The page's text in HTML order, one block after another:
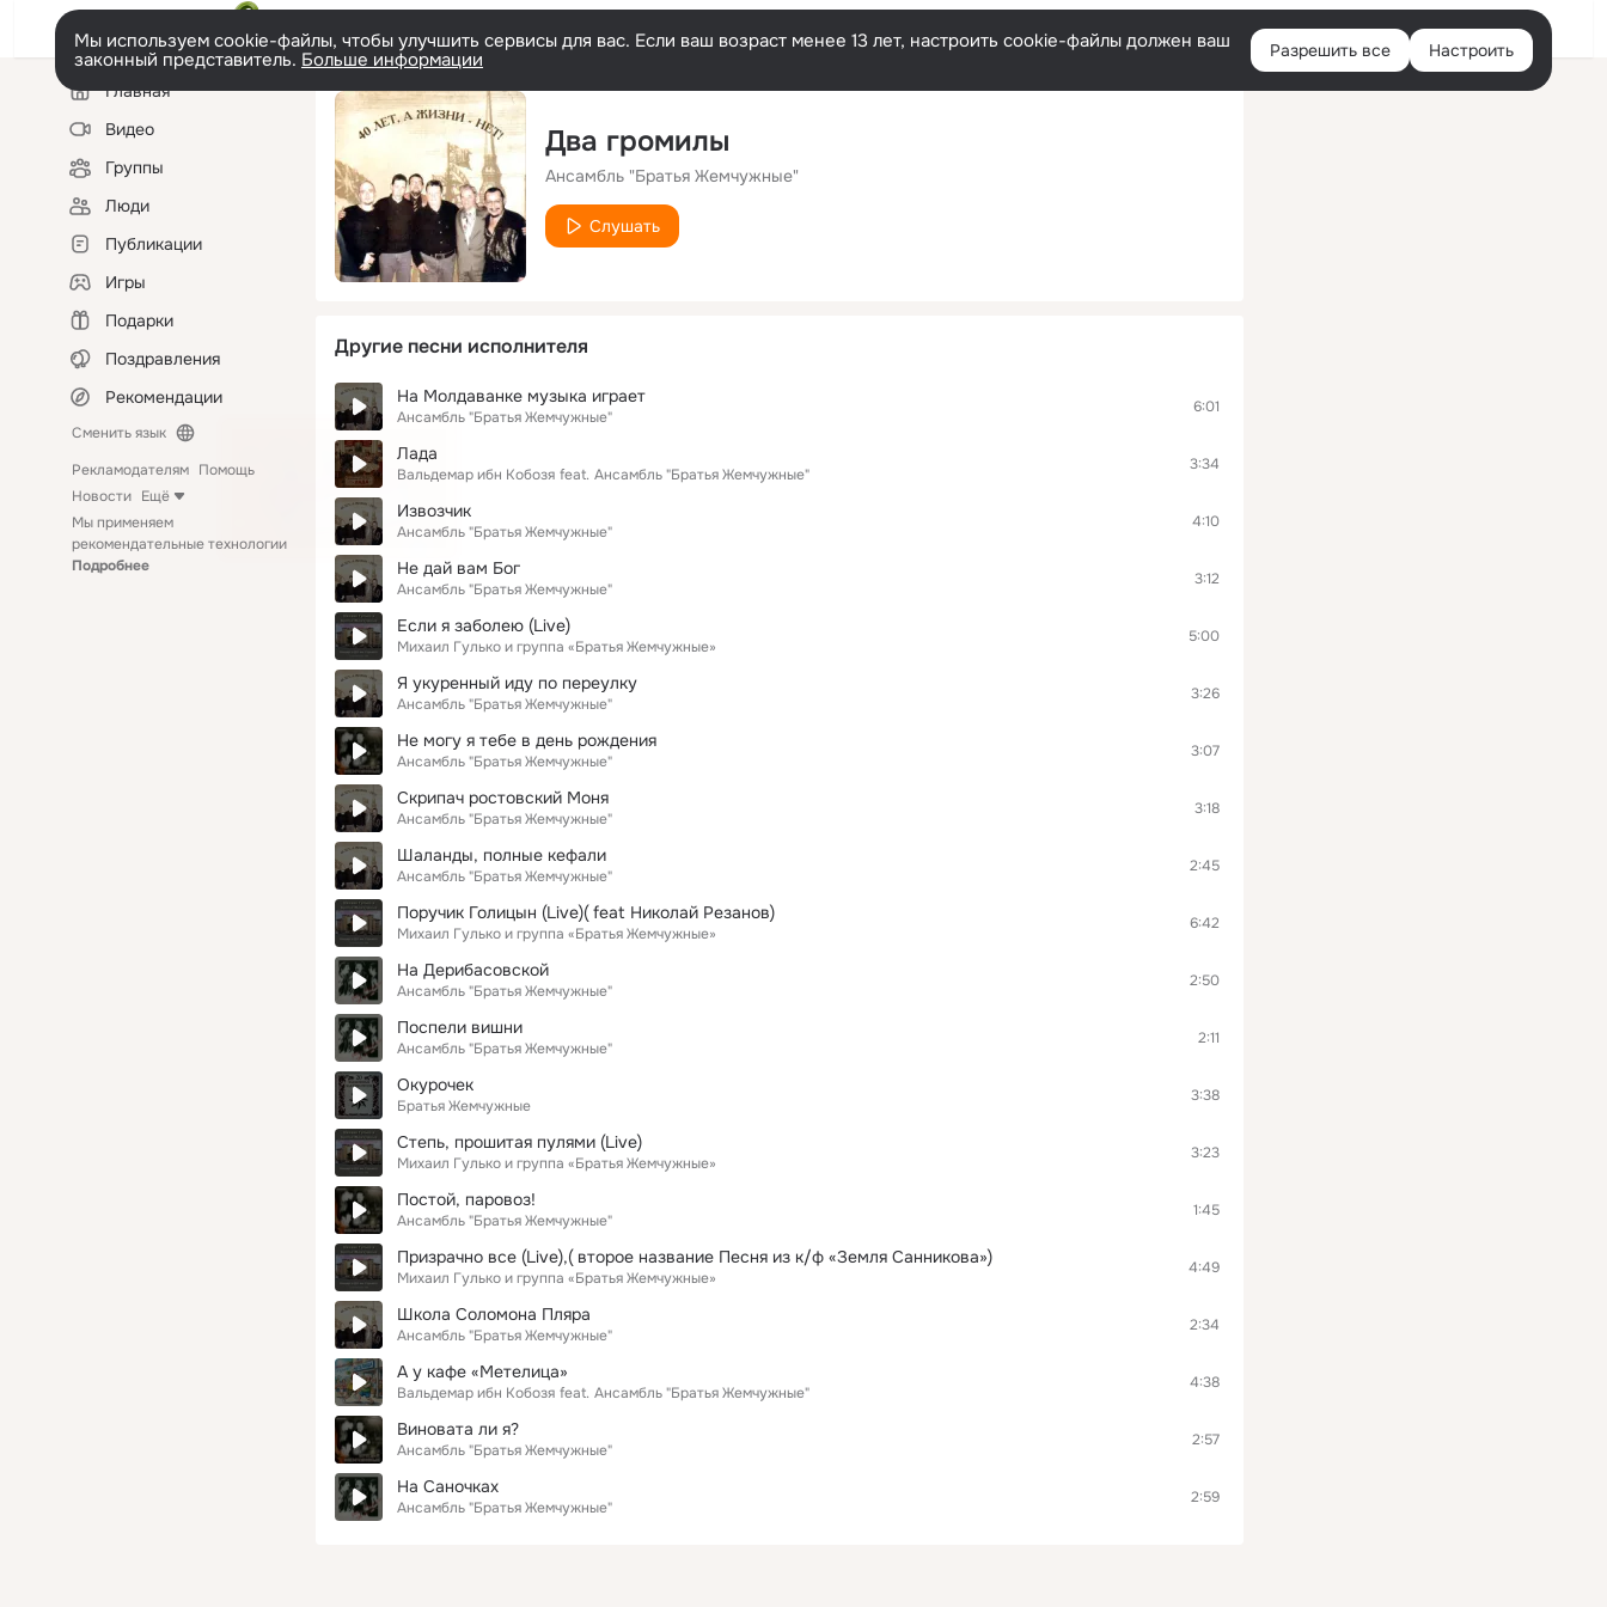
Войти
Мы используем cookie-файлы, чтобы улучшить сервисы для вас. Если ваш возраст менее 13 лет, настроить cookie-файлы должен ваш
законный представитель. Больше информации Разрешить все Настроить
Левая
колонкаГлавная
Видео
Группы
Люди
Публикации
Игры
Подарки
Поздравления
Рекомендации
Сменить язык
Рекламодателям Помощь
Новости Ещё
Мы применяем
рекомендательные технологии
Подробнее
Два громилы
Ансамбль "Братья Жемчужные"
Слушать
Другие песни исполнителя
На Молдаванке музыка играет
Ансамбль "Братья Жемчужные"
6:01
Лада
Вальдемар ибн Кобозя feat. Ансамбль "Братья Жемчужные"
3:34
Извозчик
Ансамбль "Братья Жемчужные"
4:10
Не дай вам Бог
Ансамбль "Братья Жемчужные"
3:12
Если я заболею (Live)
Михаил Гулько и группа «Братья Жемчужные»
5:00
Я укуренный иду по переулку
Ансамбль "Братья Жемчужные"
3:26
Не могу я тебе в день рождения
Ансамбль "Братья Жемчужные"
3:07
Скрипач ростовский Моня
Ансамбль "Братья Жемчужные"
3:18
Шаланды, полные кефали
Ансамбль "Братья Жемчужные"
2:45
Поручик Голицын (Live)( feat Николай Резанов)
Михаил Гулько и группа «Братья Жемчужные»
6:42
На Дерибасовской
Ансамбль "Братья Жемчужные"
2:50
Поспели вишни
Ансамбль "Братья Жемчужные"
2:11
Окурочек
Братья Жемчужные
3:38
Степь, прошитая пулями (Live)
Михаил Гулько и группа «Братья Жемчужные»
3:23
Постой, паровоз!
Ансамбль "Братья Жемчужные"
1:45
Призрачно все (Live),( второе название Песня из к/ф «Земля Санникова»)
Михаил Гулько и группа «Братья Жемчужные»
4:49
Школа Соломона Пляра
Ансамбль "Братья Жемчужные"
2:34
А у кафе «Метелица»
Вальдемар ибн Кобозя feat. Ансамбль "Братья Жемчужные"
4:38
Виновата ли я?
Ансамбль "Братья Жемчужные"
2:57
На Саночках
Ансамбль "Братья Жемчужные"
2:59